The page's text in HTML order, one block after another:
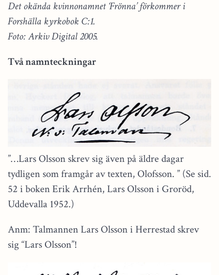
Det okända kvinnonamnet ‘Frönna’ förkommer i
Forshälla kyrkobok C:1.
Foto: Arkiv Digital 2005.
Två namnteckningar
”…Lars Olsson skrev sig även på äldre dagar
tydligen som framgår av texten, Olofsson. ” (Se sid.
52 i boken Erik Arrhén, Lars Olsson i Groröd,
Uddevalla 1952.)
Anm: Talmannen Lars Olsson i Herrestad skrev
sig “Lars Olsson”!